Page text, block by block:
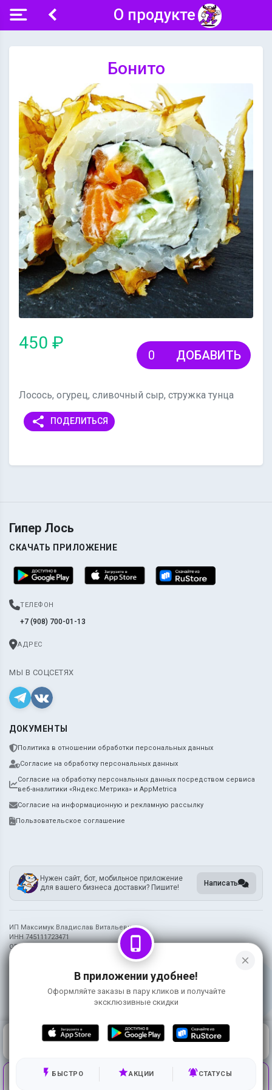
О продукте
Бонито
450 ₽
ДОБАВИТЬ
Лосось, огурец, сливочный сыр, стружка тунца
share ПОДЕЛИТЬСЯ
Гипер Лось
СКАЧАТЬ ПРИЛОЖЕНИЕ
ТЕЛЕФОН
+7 (908) 700-01-13
АДРЕС
МЫ В СОЦСЕТЯХ
ДОКУМЕНТЫ
Политика в отношении обработки персональных данных
Согласие на обработку персональных данных
Согласие на обработку персональных данных посредством сервиса
веб-аналитики «Яндекс.Метрика» и AppMetrica
Согласие на информационную и рекламную рассылку
Пользовательское соглашение
Нужен сайт, бот, мобильное приложение
для вашего бизнеса доставки? Пишите!
Написать
ИП Максимук Владислав Витальевич
ИНН 745111723471
ОГРН 320745600091985
Информация на сайте носит справочный характер и не является публичной
2026 Гипер Лось
ГЛАВНАЯ
КОРЗИНА
0 ₽ ВОЙТИ
Используя сервис, вы принимаете условия
close
phone_iphone
В приложении удобнее!
Оформляйте заказы в пару кликов и получайте
эксклюзивные скидки
flash_on БЫСТРО starАКЦИИ notifications_activeСТАТУСЫ